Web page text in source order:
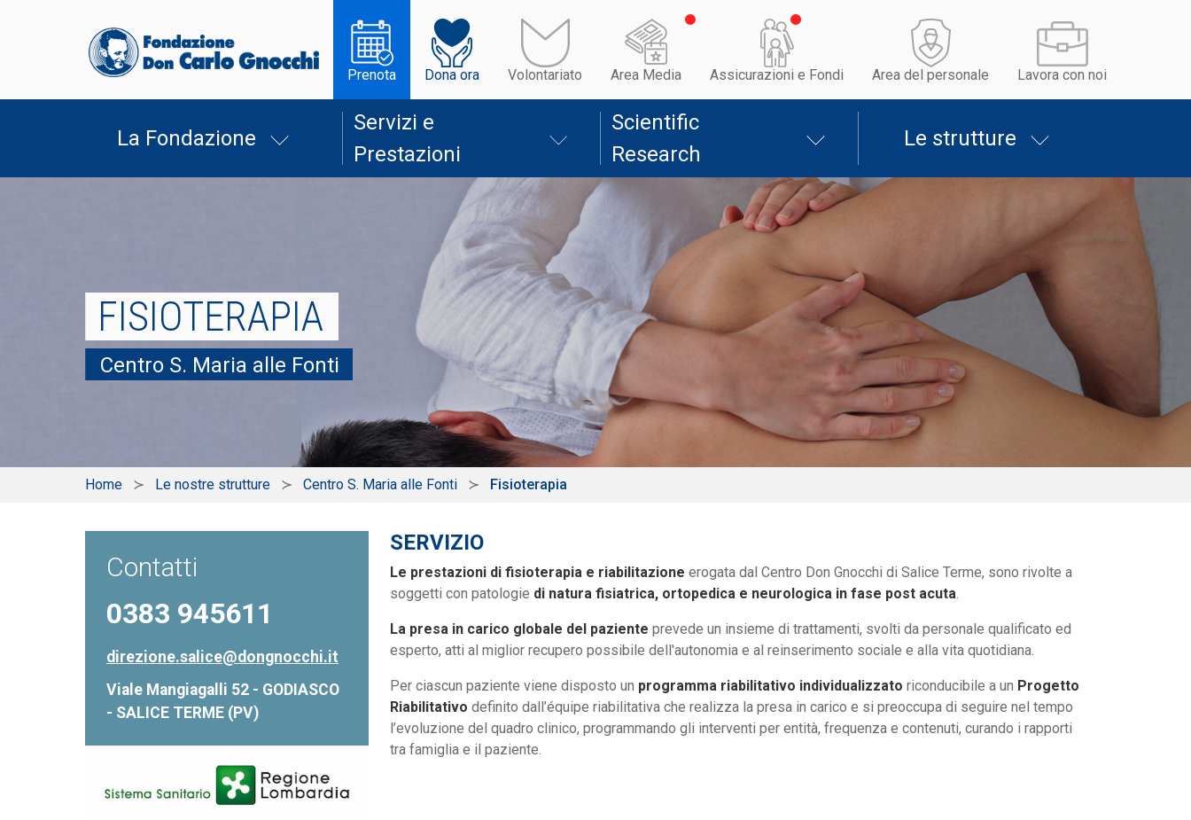
Prenota Dona ora Volontariato Area Media Assicurazioni e Fondi Area del personale Lavora con noi
La Fondazione
Servizi e
Prestazioni
Scientific
Research
Le strutture
FISIOTERAPIA
Centro S. Maria alle Fonti
Home Le nostre strutture Centro S. Maria alle Fonti Fisioterapia
Contatti
0383 945611
direzione.salice@dongnocchi.it
Viale Mangiagalli 52 - GODIASCO
- SALICE TERME (PV)
SERVIZIO
Le prestazioni di fisioterapia e riabilitazione erogata dal Centro Don Gnocchi di Salice Terme, sono rivolte a
soggetti con patologie di natura fisiatrica, ortopedica e neurologica in fase post acuta.
La presa in carico globale del paziente prevede un insieme di trattamenti, svolti da personale qualificato ed
esperto, atti al miglior recupero possibile dell'autonomia e al reinserimento sociale e alla vita quotidiana.
Per ciascun paziente viene disposto un programma riabilitativo individualizzato riconducibile a un Progetto
Riabilitativo definito dall’équipe riabilitativa che realizza la presa in carico e si preoccupa di seguire nel tempo
l’evoluzione del quadro clinico, programmando gli interventi per entità, frequenza e contenuti, curando i rapporti
tra famiglia e il paziente.